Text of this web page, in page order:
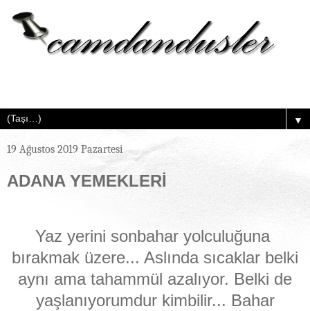
▼
19 Ağustos 2019 Pazartesi
ADANA YEMEKLERİ
Yaz yerini sonbahar yolculuğuna
bırakmak üzere... Aslında sıcaklar belki
aynı ama tahammül azalıyor. Belki de
yaşlanıyorumdur kimbilir... Bahar